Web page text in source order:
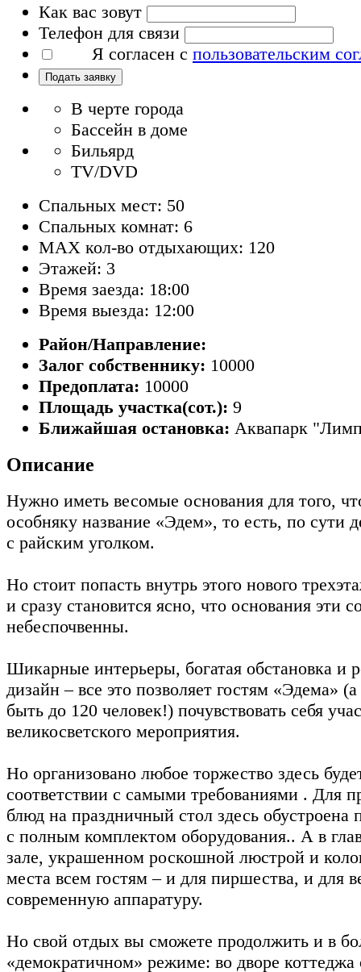
Как вас зовут
Телефон для связи
Я согласен с пользовательским
Подать заявку
В черте города
Бассейн в доме
Бильярд
TV/DVD
Спальных мест: 50
Спальных комнат: 6
MAX кол-во отдыхающих: 120
Этажей: 3
Время заезда: 18:00
Время выезда: 12:00
Район/Направление:
Залог собственнику: 10000
Предоплата: 10000
Площадь участка(сот.): 9
Ближайшая остановка: Аквапарк
Описание
Нужно иметь весомые основания для того,
особняку название «Эдем», то есть, по сути
с райским уголком.
Но стоит попасть внутрь этого нового
и сразу становится ясно, что основания эти
небеспочвенны.
Шикарные интерьеры, богатая обстановка и
дизайн – все это позволяет гостям «Эдема»
быть до 120 человек!) почувствовать себя
великосветского мероприятия.
Но организовано любое торжество здесь
соответствии с самыми требованиями . Для
блюд на праздничный стол здесь обустроена
с полным комплектом оборудования.. А в
зале, украшенном роскошной люстрой и
места всем гостям – и для пиршества, и для
современную аппаратуру.
Но свой отдых вы сможете продолжить и в
«демократичном» режиме: во дворе коттеджа